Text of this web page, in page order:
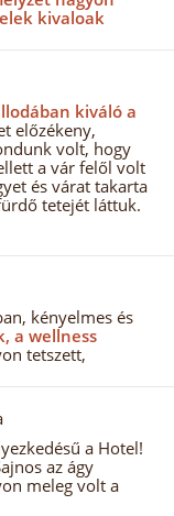
kivaloak
kiváló a
előzékeny,
volt, hogy
a vár felől volt
és várat takarta
tetejét láttuk.
kényelmes és
a wellness
tetszett,
a Hotel!
az ágy
meleg volt a